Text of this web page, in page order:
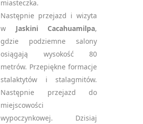
miasteczka.
Następnie przejazd i wizyta
w Jaskini Cacahuamilpa,
gdzie podziemne salony
osiągają wysokość 80
metrów. Przepiękne formacje
stalaktytów i stalagmitów.
Następnie przejazd do
miejscowości
wypoczynkowej. Dzisiaj